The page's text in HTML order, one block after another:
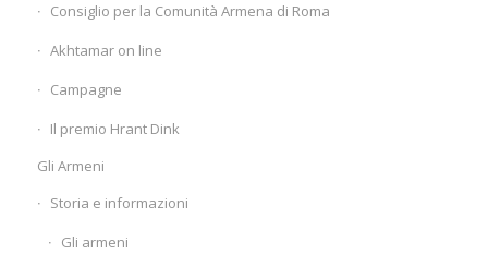
Consiglio per la Comunità Armena di Roma
Akhtamar on line
Campagne
Il premio Hrant Dink
Gli Armeni
Storia e informazioni
Gli armeni